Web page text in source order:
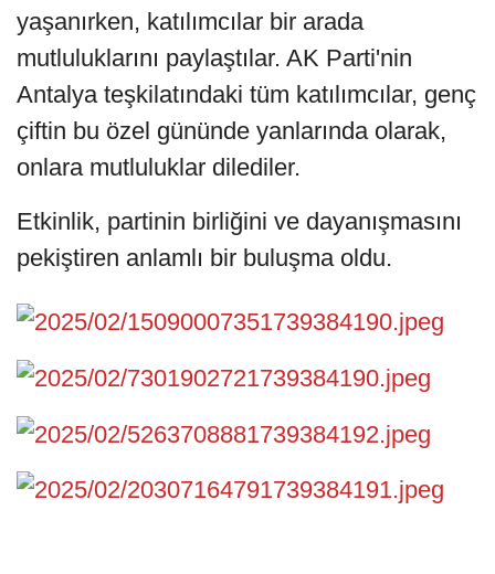
yaşanırken, katılımcılar bir arada
mutluluklarını paylaştılar. AK Parti'nin
Antalya teşkilatındaki tüm katılımcılar, genç
çiftin bu özel gününde yanlarında olarak,
onlara mutluluklar dilediler.
Etkinlik, partinin birliğini ve dayanışmasını
pekiştiren anlamlı bir buluşma oldu.